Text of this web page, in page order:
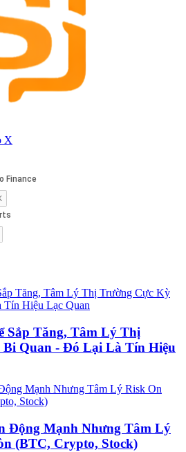
Sắp Tăng, Tâm Lý Thị
Quan - Đó Lại Là Tín Hiệu
Động Mạnh Nhưng Tâm Lý
(BTC, Crypto, Stock)